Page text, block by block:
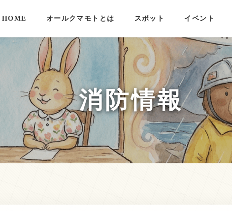
HOME オールクマモトとは スポット イベント
消防情報